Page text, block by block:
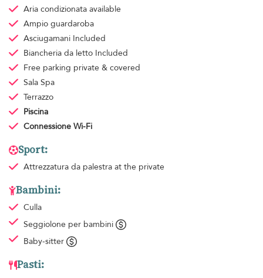
Aria condizionata available
Ampio guardaroba
Asciugamani Included
Biancheria da letto Included
Free parking private & covered
Sala Spa
Terrazzo
Piscina
Connessione Wi-Fi
Sport:
Attrezzatura da palestra at the private
Bambini:
Culla
Seggiolone per bambini
Baby-sitter
Pasti: